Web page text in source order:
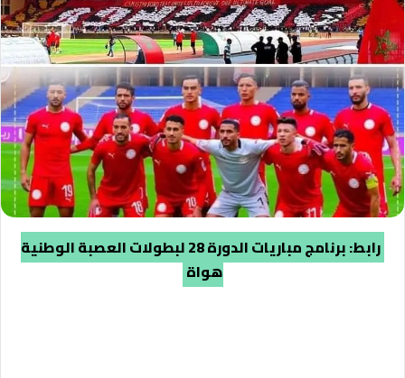
رابط: برنامج مباريات الدورة 28 لبطولات العصبة الوطنية
هواة